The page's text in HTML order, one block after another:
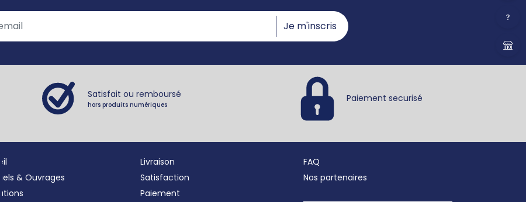
Je m'inscris
Satisfait ou remboursé
hors produits numériques
Paiement securisé
& Ouvrages
Livraison
Satisfaction
Paiement
FAQ
Nos partenaires